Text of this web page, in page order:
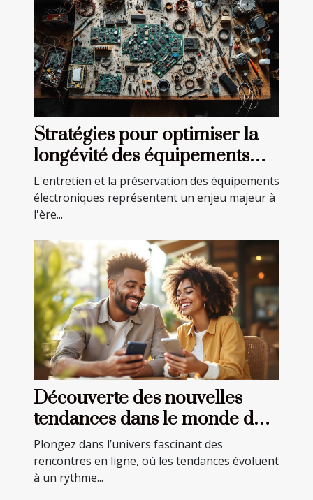
Stratégies pour optimiser la
longévité des équipements
électroniques
L'entretien et la préservation des équipements
électroniques représentent un enjeu majeur à
l'ère...
Découverte des nouvelles
tendances dans le monde des
rencontres en ligne
Plongez dans l’univers fascinant des
rencontres en ligne, où les tendances évoluent
à un rythme...